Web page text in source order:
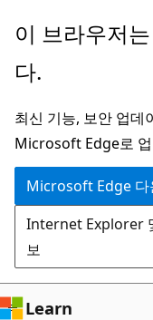
주
콘
츠
로
건
너
뛰
기
페
지
탐
색
으
로
건
너
뛰
기
이 브라우저
다.
최신 기능, 보안 업데
Microsoft Edge로
Microsoft Edge 다
Internet Explorer
보
Learn